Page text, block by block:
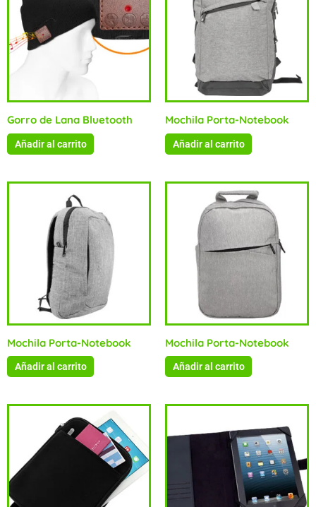
Gorro de Lana Bluetooth
Añadir al carrito
Mochila Porta-Notebook
Añadir al carrito
Mochila Porta-Notebook
Añadir al carrito
Mochila Porta-Notebook
Añadir al carrito